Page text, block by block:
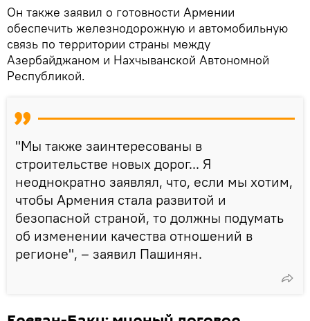
Он также заявил о готовности Армении
обеспечить железнодорожную и автомобильную
связь по территории страны между
Азербайджаном и Нахчыванской Автономной
Республикой.
"Мы также заинтересованы в
строительстве новых дорог... Я
неоднократно заявлял, что, если мы хотим,
чтобы Армения стала развитой и
безопасной страной, то должны подумать
об изменении качества отношений в
регионе", – заявил Пашинян.